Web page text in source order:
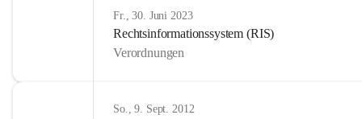
Fr., 30. Juni 2023
Rechtsinformationssystem (RIS)
Verordnungen
So., 9. Sept. 2012